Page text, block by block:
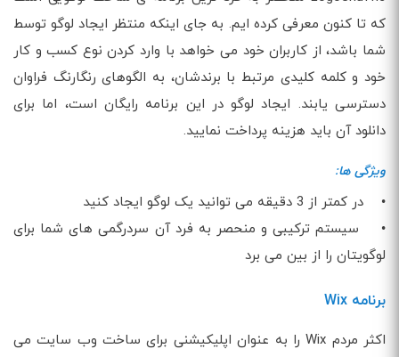
که تا کنون معرفی کرده ایم. به جای اینکه منتظر ایجاد لوگو توسط
شما باشد، از کاربران خود می خواهد با وارد کردن نوع کسب و کار
خود و کلمه کلیدی مرتبط با برندشان، به الگوهای رنگارنگ فراوان
دسترسی یابند. ایجاد لوگو در این برنامه رایگان است، اما برای
دانلود آن باید هزینه پرداخت نمایید.
ویژگی ها:
• در کمتر از 3 دقیقه می توانید یک لوگو ایجاد کنید
• سیستم ترکیبی و منحصر به فرد آن سردرگمی های شما برای
لوگویتان را از بین می برد
برنامه Wix
اکثر مردم Wix را به عنوان اپلیکیشنی برای ساخت وب سایت می